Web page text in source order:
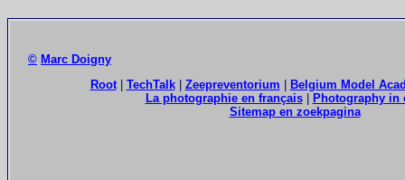
© Marc Doigny
Root| TechTalk| Zeepreventorium
Belgium Model
La photographie en français|
Photography in
Sitemap en zoekpagina